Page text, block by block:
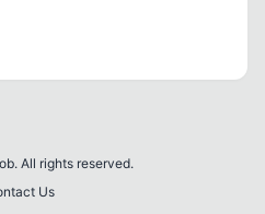
All rights reserved.
Us